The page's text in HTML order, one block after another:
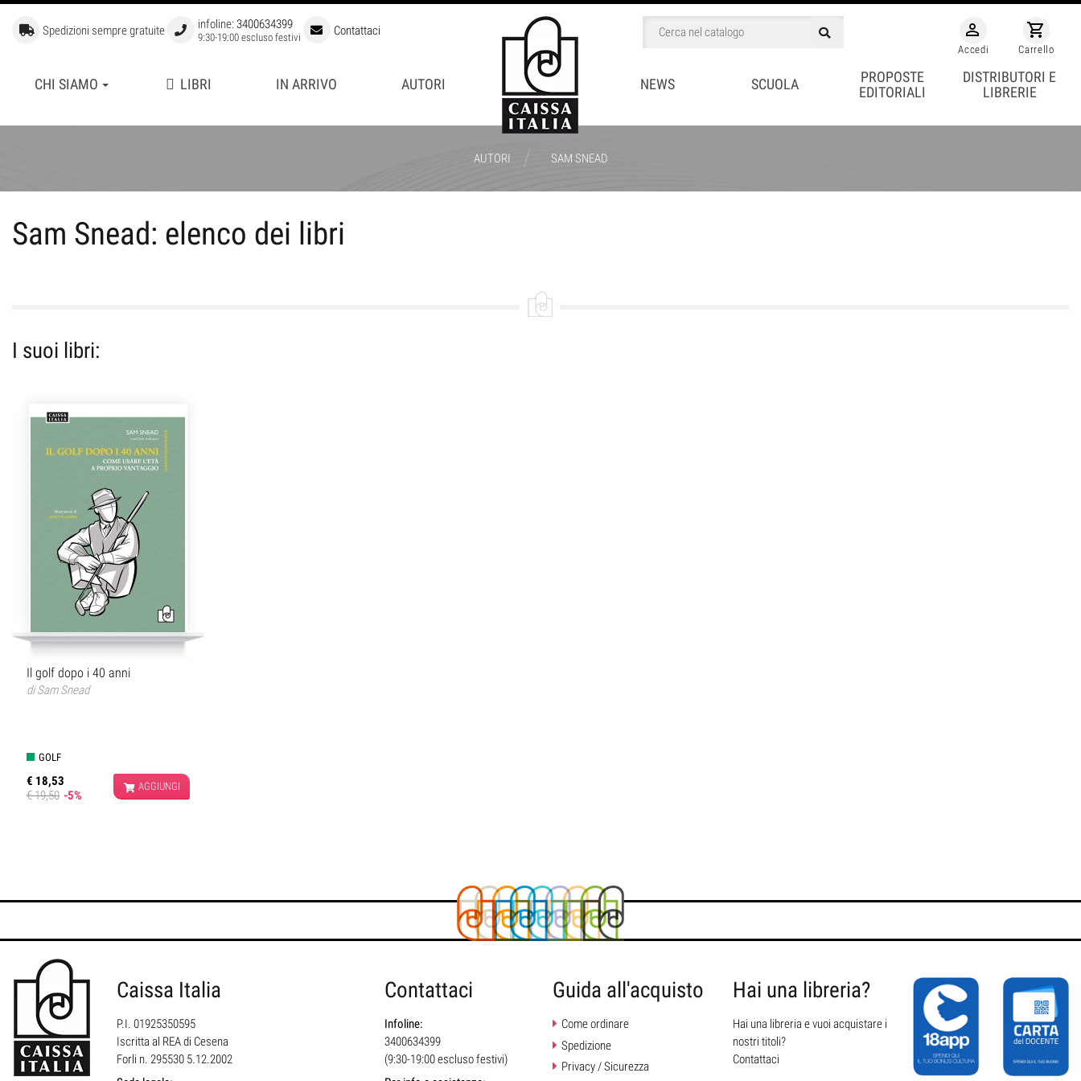
Spedizioni sempre gratuite infoline:3400634399
9:30-19:00 escluso festivi Contattaci shopping_cart
Carrello
person_outline
Accedi
CHI SIAMO LIBRI
LIBRI DI SCACCHI PER BAMBINI
MANUALI DI SCACCHI
IN ARRIVO AUTORI NEWS SCUOLA
PROPOSTE
EDITORIALI
DISTRIBUTORI E
LIBRERIE
AUTORI / SAM SNEAD
Sam Snead: elenco dei libri
I suoi libri:
Il golf dopo i 40 anni
diSam Snead
GOLF
€ 18,53
€ 19,50 -5%
AGGIUNGI
Caissa Italia
P.I. 01925350595
Iscritta al REA di Cesena
Forli n. 295530 5.12.2002
Contattaci
Infoline:
3400634399
(9:30-19:00 escluso festivi)
Guida all'acquisto
Come ordinare
Spedizione
Privacy / Sicurezza
Hai una libreria?
Hai una libreria e vuoi acquistare i
nostri titoli?
Contattaci